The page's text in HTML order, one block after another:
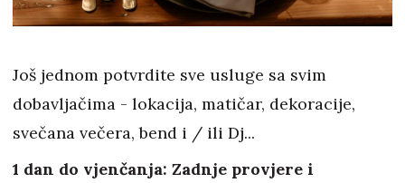
Još jednom potvrdite sve usluge sa svim
dobavljačima - lokacija, matičar, dekoracije,
svečana večera, bend i / ili Dj...
1 dan do vjenčanja: Zadnje provjere i